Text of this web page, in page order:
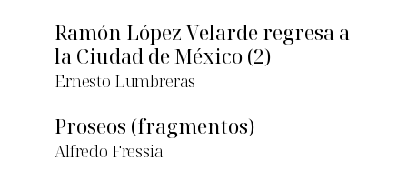
Ramón López Velarde regresa a
la Ciudad de México (2)
Ernesto Lumbreras
Proseos (fragmentos)
Alfredo Fressia